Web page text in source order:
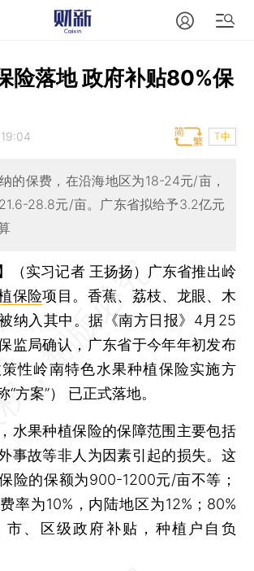
险落地 政府补贴80%保
T中
的保费，在沿海地区为18-24元/亩，
28.8元/亩。广东省拟给予3.2亿元
（实习记者 王扬扬） 广东省推出岭
保险项目。香蕉、荔枝、龙眼、木
纳入其中。据《南方日报》4月25
监局确认，广东省于今年年初发布
性岭南特色水果种植保险实施方
方案”） 已正式落地。
果种植保险的保障范围主要包括
事故等非人为因素引起的损失。这
险的保额为900-1200元/亩不等；
率为10%，内陆地区为12%；80%
市、区级政府补贴，种植户自负